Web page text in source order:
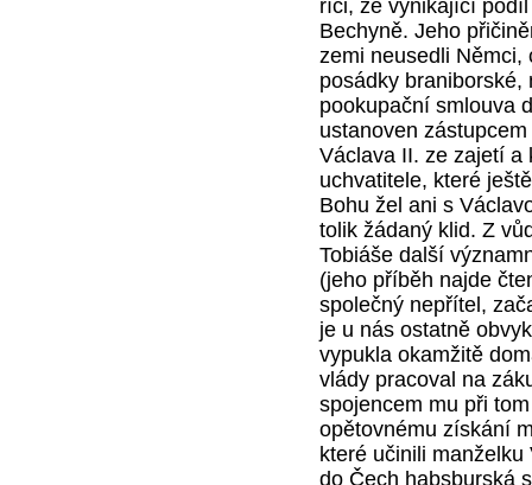
říci, že vynikající
Bechyně. Jeho
zemi neusedli Němci,
posádky braniborské,
pookupační smlouva
ustanoven
Václava II. ze zajetí a
uchvatitele, které
Bohu žel ani s
tolik žádaný klid. Z
Tobiáše další
(jeho příběh najde
společný nepřítel,
je u nás ostatně
vypukla okamžitě
vlády pracoval na
spojencem mu při
opětovnému získání
které učinili
do Čech habsburská